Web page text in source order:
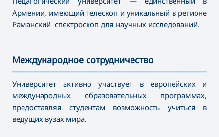
Армении, имеющий телескоп и уникальный в регионе
Раманский спектроскоп для научных исследований.
Международное сотрудничество
Университет активно участвует в европейских и
международных образовательных программах,
предоставляя студентам возможность учиться в
ведущих вузах мира.